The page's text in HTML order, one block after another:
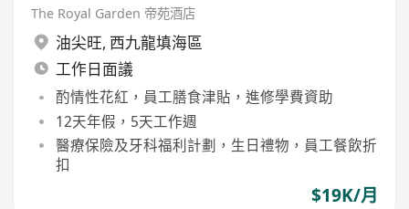
The Royal Garden 帝苑酒店
油尖旺, 西九龍填海區
工作日面議
酌情性花紅，員工膳食津貼，進修學費資助
12天年假，5天工作週
醫療保險及牙科福利計劃，生日禮物，員工餐飲折
扣
$19K/月